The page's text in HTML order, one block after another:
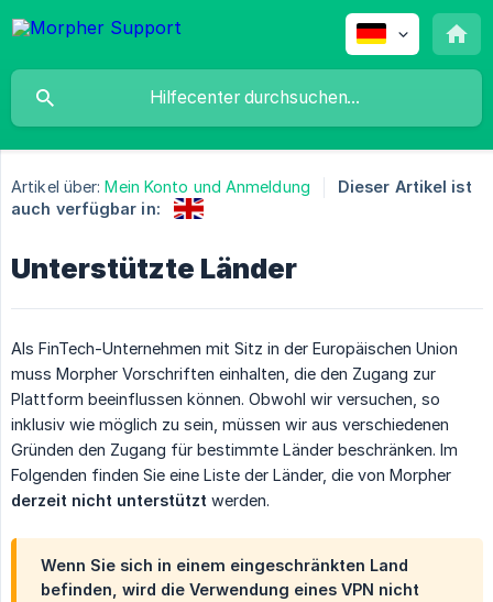
Artikel über: Mein Konto und Anmeldung
Dieser Artikel ist
auch verfügbar in:
Unterstützte Länder
Als FinTech-Unternehmen mit Sitz in der Europäischen Union
muss Morpher Vorschriften einhalten, die den Zugang zur
Plattform beeinflussen können. Obwohl wir versuchen, so
inklusiv wie möglich zu sein, müssen wir aus verschiedenen
Gründen den Zugang für bestimmte Länder beschränken. Im
Folgenden finden Sie eine Liste der Länder, die von Morpher
derzeit nicht unterstützt werden.
Wenn Sie sich in einem eingeschränkten Land
befinden, wird die Verwendung eines VPN nicht